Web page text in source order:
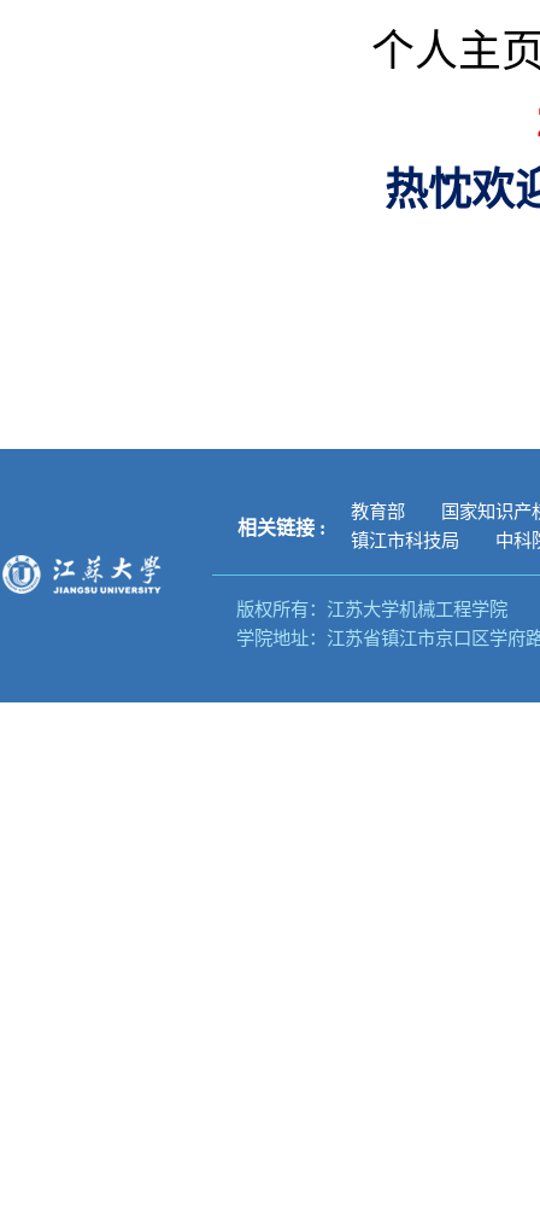
个人主
热忱欢
相关链接 :
教育部
国家知识产
镇江市科技局 中科
版权所有：江苏大学机械工程学院
学院地址：江苏省镇江市京口区学